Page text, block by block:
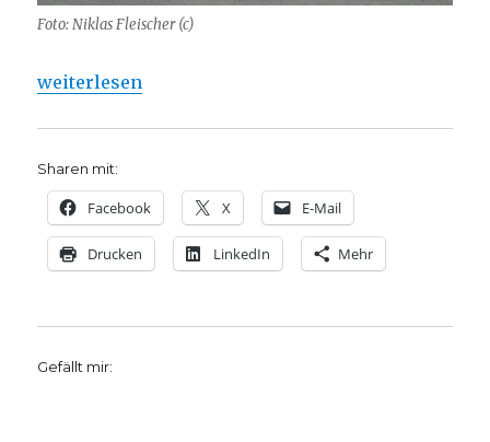
Foto: Niklas Fleischer (c)
„Predigt über 5. Mose 7, Christoph Fleischer, Welver
weiterlesen
Sharen mit:
Facebook X E-Mail
Drucken LinkedIn Mehr
Gefällt mir: